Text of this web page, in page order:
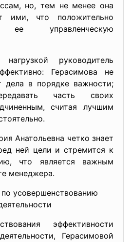
но, тем не менее она
ими, что положительно
ее управленческую
руководитель
Герасимова не
дела в порядке важности;
часть своих
считая лучшим
Анатольевна четко знает
ней цели и стремится к
что является важным
менеджера.
усовершенствованию
эффективности
Герасимовой